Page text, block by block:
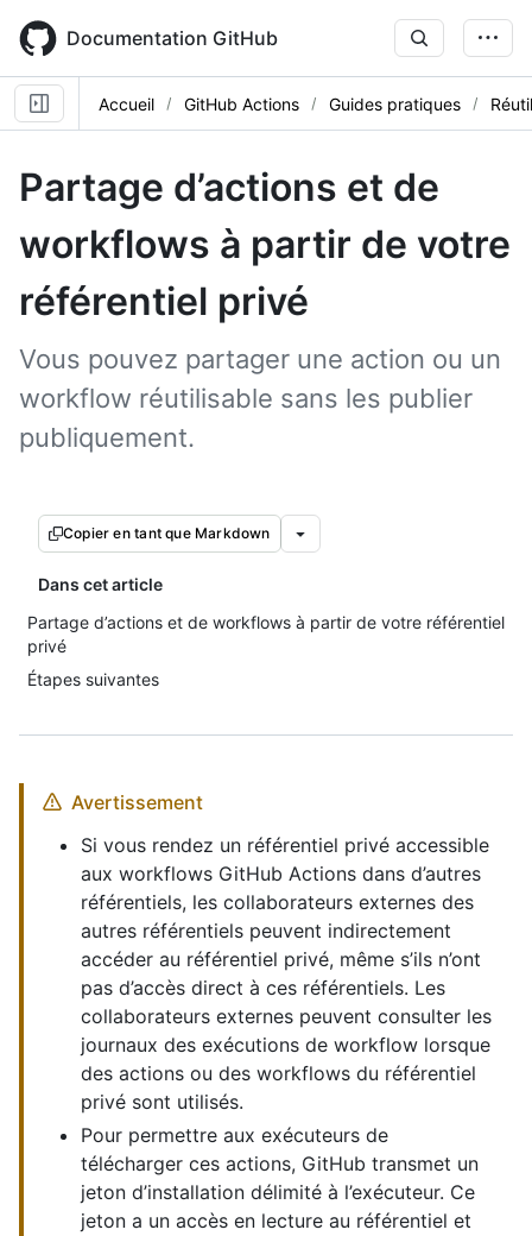
main
content
Documentation GitHub
Accueil GitHub Actions Guides pratiques
Partage d’actions et de
workflows à partir de votre
référentiel privé
Vous pouvez partager une action ou un
workflow réutilisable sans les publier
publiquement.
Copier en tant que Markdown
Dans cet article
Partage d’actions et de workflows à partir de votre référentiel
privé
Étapes suivantes
Avertissement
Si vous rendez un référentiel privé accessible
aux workflows GitHub Actions dans d’autres
référentiels, les collaborateurs externes des
autres référentiels peuvent indirectement
accéder au référentiel privé, même s’ils n’ont
pas d’accès direct à ces référentiels. Les
collaborateurs externes peuvent consulter les
journaux des exécutions de workflow lorsque
des actions ou des workflows du référentiel
privé sont utilisés.
Pour permettre aux exécuteurs de
télécharger ces actions, GitHub transmet un
jeton d’installation délimité à l’exécuteur. Ce
jeton a un accès en lecture au référentiel et